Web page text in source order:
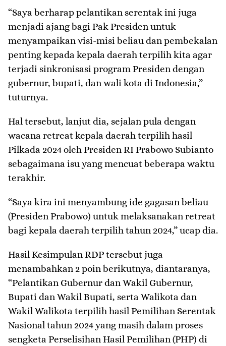
“Saya berharap pelantikan serentak ini juga
menjadi ajang bagi Pak Presiden untuk
menyampaikan visi-misi beliau dan pembekalan
penting kepada kepala daerah terpilih kita agar
terjadi sinkronisasi program Presiden dengan
gubernur, bupati, dan wali kota di Indonesia,”
tuturnya.
Hal tersebut, lanjut dia, sejalan pula dengan
wacana retreat kepala daerah terpilih hasil
Pilkada 2024 oleh Presiden RI Prabowo Subianto
sebagaimana isu yang mencuat beberapa waktu
terakhir.
“Saya kira ini menyambung ide gagasan beliau
(Presiden Prabowo) untuk melaksanakan retreat
bagi kepala daerah terpilih tahun 2024,” ucap dia.
Hasil Kesimpulan RDP tersebut juga
menambahkan 2 poin berikutnya, diantaranya,
“Pelantikan Gubernur dan Wakil Gubernur,
Bupati dan Wakil Bupati, serta Walikota dan
Wakil Walikota terpilih hasil Pemilihan Serentak
Nasional tahun 2024 yang masih dalam proses
sengketa Perselisihan Hasil Pemilihan (PHP) di